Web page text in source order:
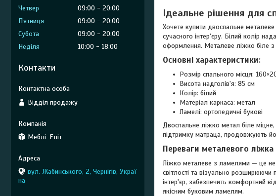
Ідеальне рішення для
Хочете купити двоспальне
сучасного інтер'єру. Білий колір
оформлення. Металеве ліжко біле
Основні характеристики:
Розмір спального місця:
Висота надголів'я: 85 см
Колір: білий
Матеріал каркаса: метал
Ламелі: ортопедичні букові
Двоспальне ліжко метал біле
підтримку матраца, продовжують
Переваги металевого ліжка
Ліжко металеве з ламелями — це не
світлості та візуально
інтер'єр, забезпечить комфортний
якісним буковим ламелям.
Четвер
09:00
20:00
Пʼятниця
09:00
20:00
Субота
09:00
20:00
Неділя
10:00 18:00
Контакти
Відділ продажу
Меблі-Еліт
вул. Жабинського, 2, Чернігів, Украї
на